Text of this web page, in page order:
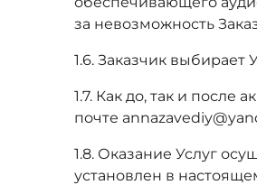
за невозможность
1.6. Заказчик выбирает
1.7. Как до, так и
почте
1.8. Оказание Услуг
установлен в